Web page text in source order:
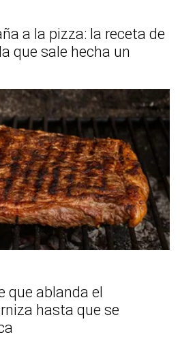
a la pizza: la receta de
que sale hecha un
que ablanda el
hasta que se